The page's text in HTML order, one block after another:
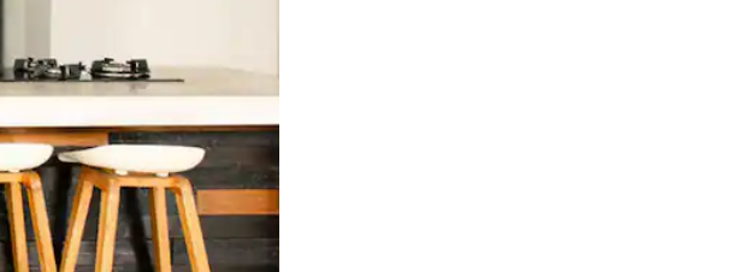
και κάτω βέλους, να την εξερευνήσετε με την αφή ή να τη σύρετε με τα δάχτυλα.